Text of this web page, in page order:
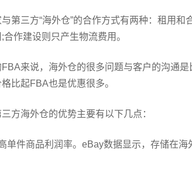
第三方“海外仓”的合作方式有两种：租用
合作建设则只产生物流费用。
来说，海外仓的很多问题与客户的沟通
比起FBA也是优惠很多。
方海外仓的优势主要有以下几点：
单件商品利润率。eBay数据显示，存储在